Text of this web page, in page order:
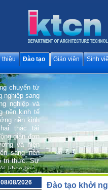
thiệu Đào tạo Giáo viên Sinh
nghiệp sang
nghiệp và
nền kinh tế
nền kinh
thác tài
giản đơn
và hiện
sang nền
tri thức. Sự
khoa học -
hoá trở
quan trọng
triển bền
quốc tế.
08/2026
Đào tạo khởi